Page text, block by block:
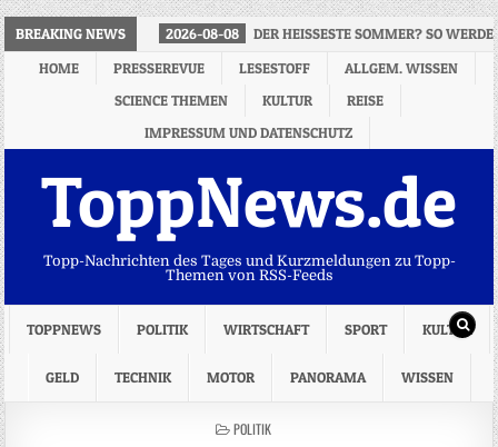
BREAKING NEWS 2026-08-08
DER HEISSESTE SOMMER? SO
HOME
PRESSEREVUE LESESTOFF
ALLGEM. WISSEN
SCIENCE THEMEN
KULTUR
REISE
IMPRESSUM UND DATENSCHUTZ
ToppNews.de
Topp-Nachrichten des Tages und Kurzmeldungen zu Topp-
Themen von RSS-Feeds
TOPPNEWS POLITIK WIRTSCHAFT SPORT KULTUR
GELD TECHNIK MOTOR PANORAMA WISSEN
POSTED
POLITIK